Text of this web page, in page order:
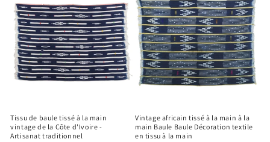
Tissu de baule tissé à la main
vintage de la Côte d'Ivoire -
Artisanat traditionnel
Vintage africain tissé à la main à la
main Baule Baule Décoration textile
en tissu à la main